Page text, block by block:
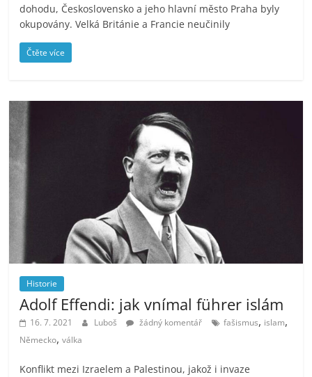
dohodu, Československo a jeho hlavní město Praha byly
okupovány. Velká Británie a Francie neučinily
Čtěte více
Historie
Adolf Effendi: jak vnímal führer islám
16. 7. 2021 Luboš žádný komentář fašismus, islam,
Německo,válka
Konflikt mezi Izraelem a Palestinou, jakož i invaze